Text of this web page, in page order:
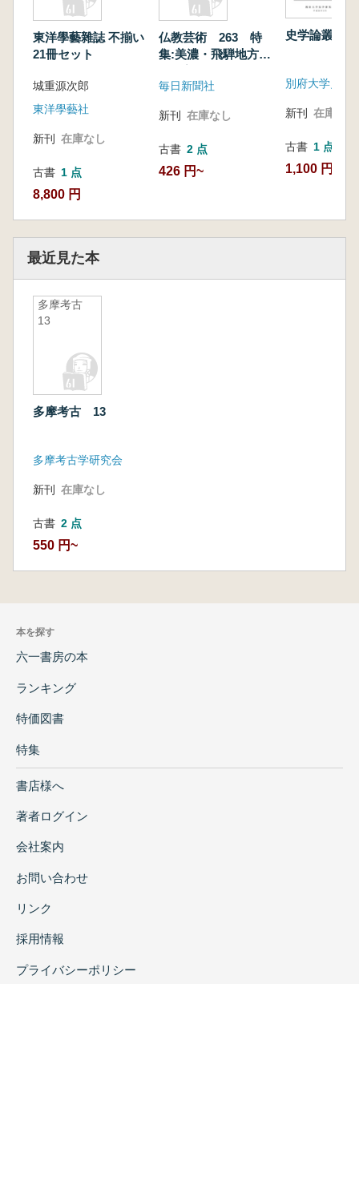
東洋學藝雜誌 不揃い
21冊セット
城重源次郎
東洋學藝社
新刊 在庫なし
古書 1 点
8,800 円
仏教芸術 263 特
集:美濃・飛騨地方の
毎日新聞社
新刊 在庫なし
古書 2 点
426 円~
史学論叢 第
別府大学史学
新刊 在庫なし
古書 1 点
1,100 円
最近見た本
多摩考古
13
多摩考古 13
多摩考古学研究会
新刊 在庫なし
古書 2 点
550 円~
本を探す
六一書房の本
ランキング
特価図書
特集
書店様へ
著者ログイン
会社案内
お問い合わせ
リンク
採用情報
プライバシーポリシー